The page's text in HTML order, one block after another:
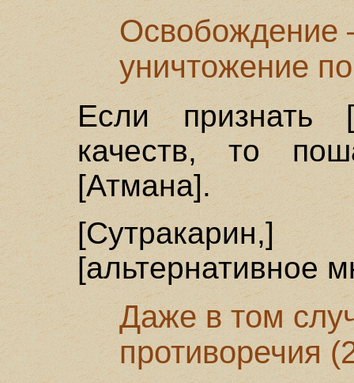
Освобождение
уничтожение
Если признать
качеств, то
[Атмана].
[альтернативное
Даже в том
противоречия